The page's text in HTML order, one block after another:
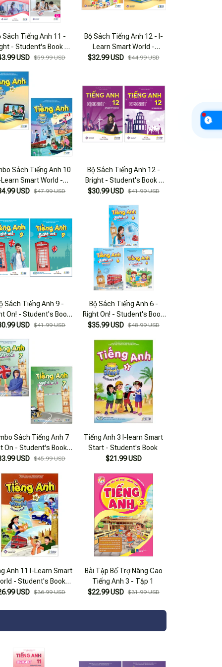
Sách Tiếng Anh 11 -
- Student's Book +
+ Bài Tập Bổ Trợ
USD $59.99 USD
Bộ Sách Tiếng Anh 12 - I-
Learn Smart World -
Student's Book + Workbook
$32.99 USD $44.99 USD
Sách Tiếng Anh 10
Learn Smart World -
Book + Workbook
USD $47.99 USD
Bộ Sách Tiếng Anh 12 -
Bright - Student's Book +
Workbook (Bộ 2 Cuốn)
$30.99 USD $41.99 USD
Sách Tiếng Anh 9 -
On! - Student's Book
(Bộ 2 Cuốn)
USD $41.99 USD
Bộ Sách Tiếng Anh 6 -
Right On! - Student's Book
+ Workbook + Vở Ghi Chép
$35.99 USD $48.99 USD
Sách Tiếng Anh 7
On - Student's Book +
(Bộ 2 Cuốn)
USD $45.99 USD
Tiếng Anh 3 I-learn Smart
Start - Student's Book
$21.99 USD
Anh 11 I-Learn Smart
- Student's Book
(2023)
USD $36.99 USD
Bài Tập Bổ Trợ Nâng Cao
Tiếng Anh 3 - Tập 1
$22.99 USD $31.99 USD